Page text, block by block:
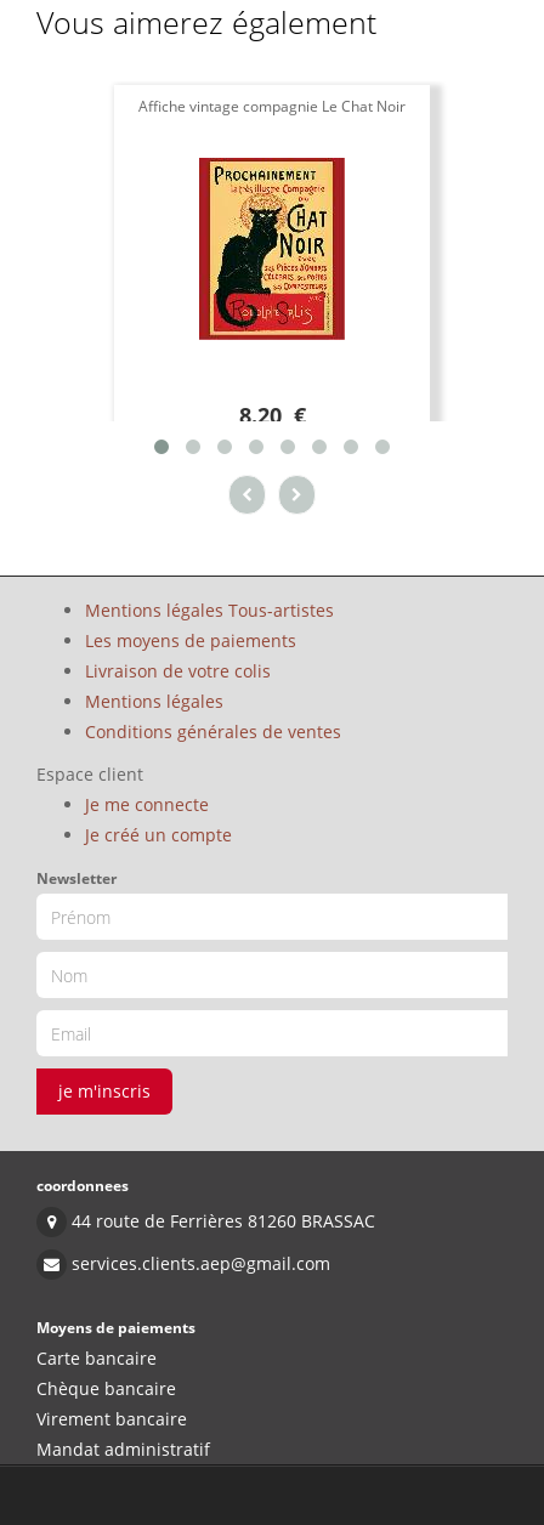
Vous aimerez également
Affiche vintage compagnie Le Chat Noir
8.20 €
Mentions légales Tous-artistes
Les moyens de paiements
Livraison de votre colis
Mentions légales
Conditions générales de ventes
Espace client
Je me connecte
Je créé un compte
Newsletter
je m'inscris
coordonnees
44 route de Ferrières 81260 BRASSAC
services.clients.aep@gmail.com
Moyens de paiements
Carte bancaire
Chèque bancaire
Virement bancaire
Mandat administratif